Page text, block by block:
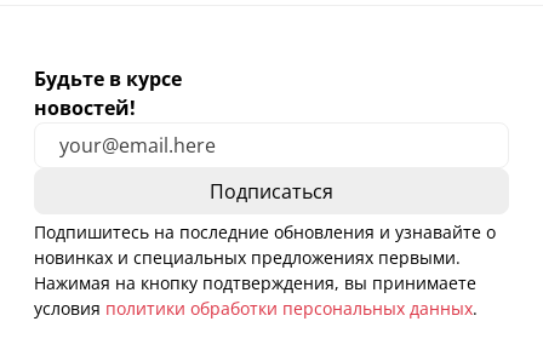
Будьте в курсе
новостей!
Подпишитесь на последние обновления и узнавайте о
новинках и специальных предложениях первыми.
Нажимая на кнопку подтверждения, вы принимаете
условия политики обработки персональных данных.